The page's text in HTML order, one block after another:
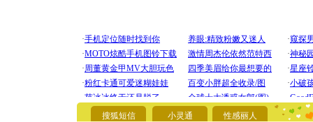
搜狐短信 小灵通 性感丽人
[圣诞节]
你太多
要平安！
[圣诞节]